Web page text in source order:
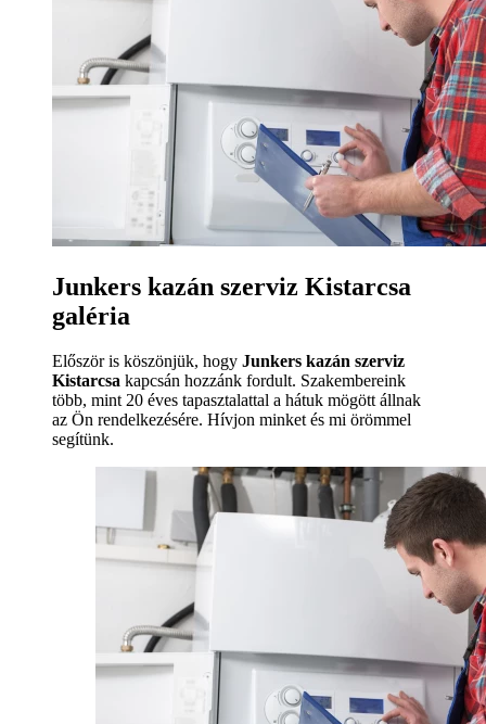
Junkers kazán szerviz Kistarcsa
galéria
Először is köszönjük, hogy Junkers kazán szerviz
Kistarcsa kapcsán hozzánk fordult. Szakembereink
több, mint 20 éves tapasztalattal a hátuk mögött állnak
az Ön rendelkezésére. Hívjon minket és mi örömmel
segítünk.